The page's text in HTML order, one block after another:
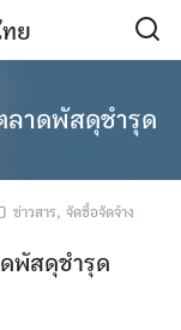
ทย
าดพัสดุชำรุด
ข่าวสาร, จัดซื้อจัดจ้าง
พัสดุชำรุด